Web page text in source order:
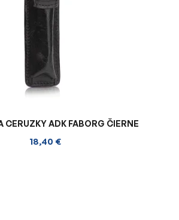
CERUZKY ADK FABORG ČIERNE
18,40 €